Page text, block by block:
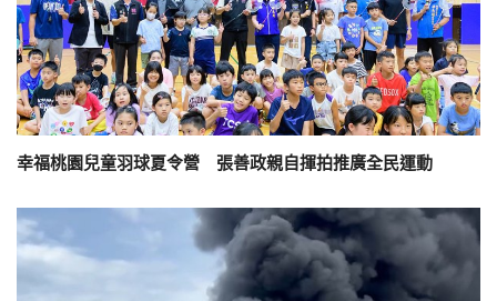
幸福桃園兒童羽球夏令營 張善政親自揮拍推廣全民運動